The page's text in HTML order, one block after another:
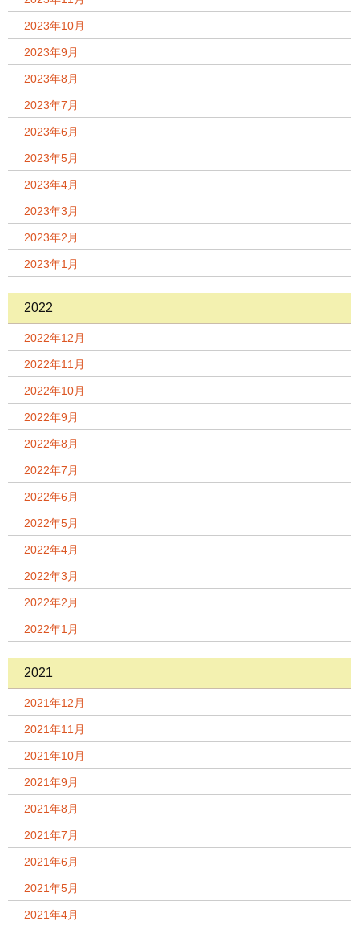
2023年10月
2023年9月
2023年8月
2023年7月
2023年6月
2023年5月
2023年4月
2023年3月
2023年2月
2023年1月
2022
2022年12月
2022年11月
2022年10月
2022年9月
2022年8月
2022年7月
2022年6月
2022年5月
2022年4月
2022年3月
2022年2月
2022年1月
2021
2021年12月
2021年11月
2021年10月
2021年9月
2021年8月
2021年7月
2021年6月
2021年5月
2021年4月